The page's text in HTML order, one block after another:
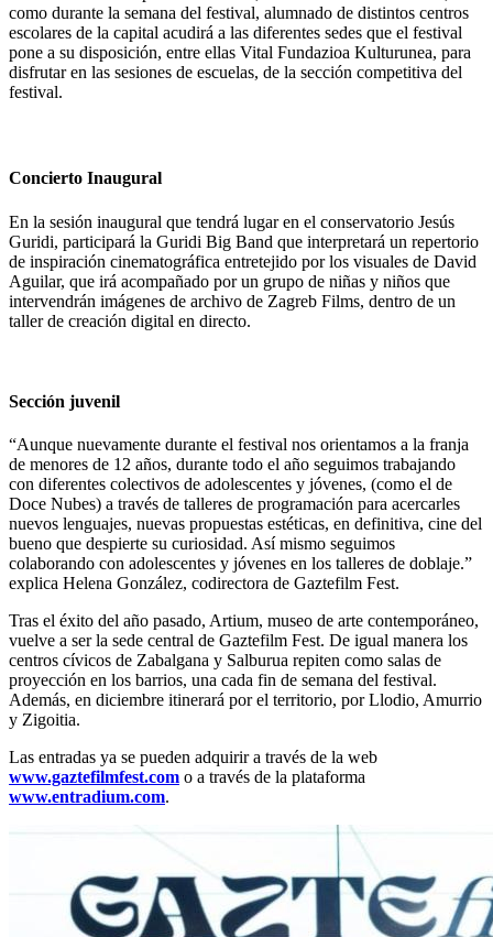
como durante la semana del festival, alumnado de distintos centros
escolares de la capital acudirá a las diferentes sedes que el festival
pone a su disposición, entre ellas Vital Fundazioa Kulturunea, para
disfrutar en las sesiones de escuelas, de la sección competitiva del
festival.
Concierto Inaugural
En la sesión inaugural que tendrá lugar en el conservatorio Jesús
Guridi, participará la Guridi Big Band que interpretará un repertorio
de inspiración cinematográfica entretejido por los visuales de David
Aguilar, que irá acompañado por un grupo de niñas y niños que
intervendrán imágenes de archivo de Zagreb Films, dentro de un
taller de creación digital en directo.
Sección juvenil
“Aunque nuevamente durante el festival nos orientamos a la franja
de menores de 12 años, durante todo el año seguimos trabajando
con diferentes colectivos de adolescentes y jóvenes, (como el de
Doce Nubes) a través de talleres de programación para acercarles
nuevos lenguajes, nuevas propuestas estéticas, en definitiva, cine del
bueno que despierte su curiosidad. Así mismo seguimos
colaborando con adolescentes y jóvenes en los talleres de doblaje.”
explica Helena González, codirectora de Gaztefilm Fest.
Tras el éxito del año pasado, Artium, museo de arte contemporáneo,
vuelve a ser la sede central de Gaztefilm Fest. De igual manera los
centros cívicos de Zabalgana y Salburua repiten como salas de
proyección en los barrios, una cada fin de semana del festival.
Además, en diciembre itinerará por el territorio, por Llodio, Amurrio
y Zigoitia.
Las entradas ya se pueden adquirir a través de la web
www.gaztefilmfest.com o a través de la plataforma
www.entradium.com.